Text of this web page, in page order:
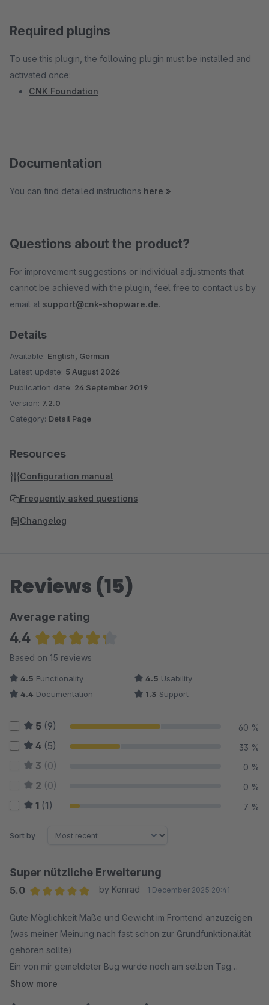
Required plugins
To use this plugin, the following plugin must be installed and
activated once:
CNK Foundation
Documentation
You can find detailed instructions here »
Questions about the product?
For improvement suggestions or individual adjustments that
cannot be achieved with the plugin, feel free to contact us by
email at support@cnk-shopware.de.
Details
Available: English, German
Latest update: 5 August 2026
Publication date: 24 September 2019
Version: 7.2.0
Category: Detail Page
Resources
Configuration manual
Frequently asked questions
Changelog
Reviews (15)
Average rating
4.4
Average rating of 4.37 out of 5 stars
Based on 15 reviews
4.5 Functionality 4.5 Usability
4.4 Documentation 1.3 Support
5 (9) 60 %
4 (5) 33 %
3 (0) 0 %
2 (0) 0 %
1 (1) 7 %
Sort by
Super nützliche Erweiterung
5.0
by Konrad 1 December 2025 20:41
Gute Möglichkeit Maße und Gewicht im Frontend anzuzeigen
(was meiner Meinung nach fast schon zur Grundfunktionalität
gehören sollte)
Ein von mir gemeldeter Bug wurde noch am selben Tag
behoben, danke!
Show more